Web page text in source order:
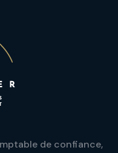
de confiance,